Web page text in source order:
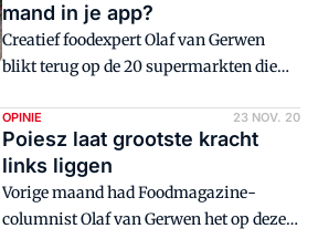
mand in je app?
Creatief foodexpert Olaf van Gerwen
blikt terug op de 20 supermarkten die
kijkt vooruit naar hoe websupers het
doen.
OPINIE 23 NOV. 20
Poiesz laat grootste kracht
links liggen
Vorige maand had Foodmagazine-
columnist Olaf van Gerwen het op deze